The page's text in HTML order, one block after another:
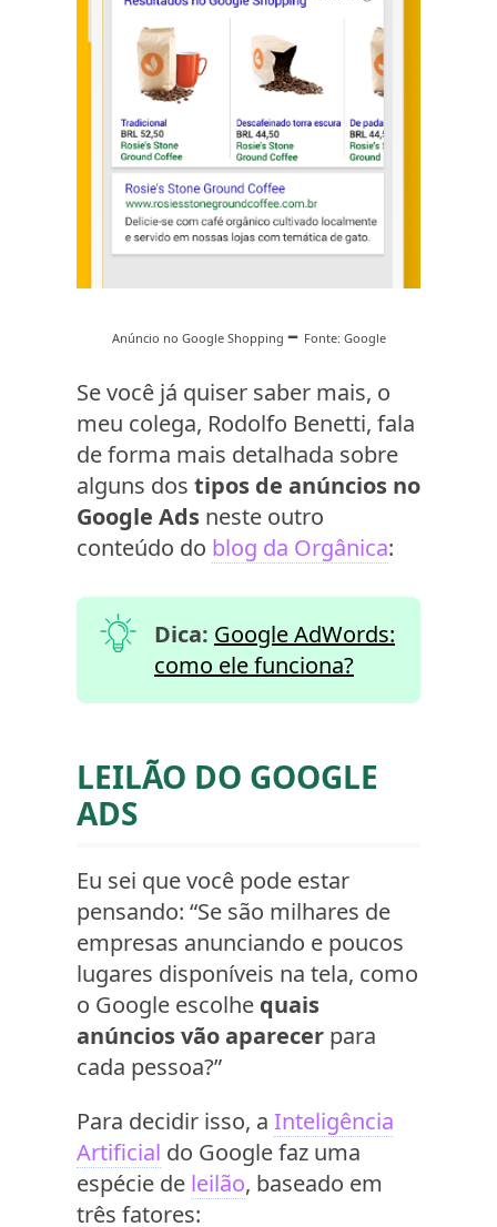
Anúncio no Google Shopping – Fonte: Google
Se você já quiser saber mais, o
meu colega, Rodolfo Benetti, fala
de forma mais detalhada sobre
alguns dos tipos de anúncios no
Google Ads neste outro
conteúdo do blog da Orgânica:
Dica: Google AdWords:
como ele funciona?
LEILÃO DO GOOGLE
ADS
Eu sei que você pode estar
pensando: “Se são milhares de
empresas anunciando e poucos
lugares disponíveis na tela, como
o Google escolhe quais
anúncios vão aparecer para
cada pessoa?”
Para decidir isso, a Inteligência
Artificial do Google faz uma
espécie de leilão, baseado em
três fatores: